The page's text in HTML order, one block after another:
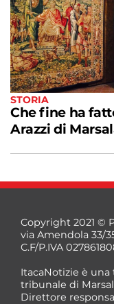
STORIA
Che fine ha
Arazzi di
Copyright 2021 ©
via Amendola 33/
C.F/P.IVA
ItacaNotizie è
tribunale di
Direttore